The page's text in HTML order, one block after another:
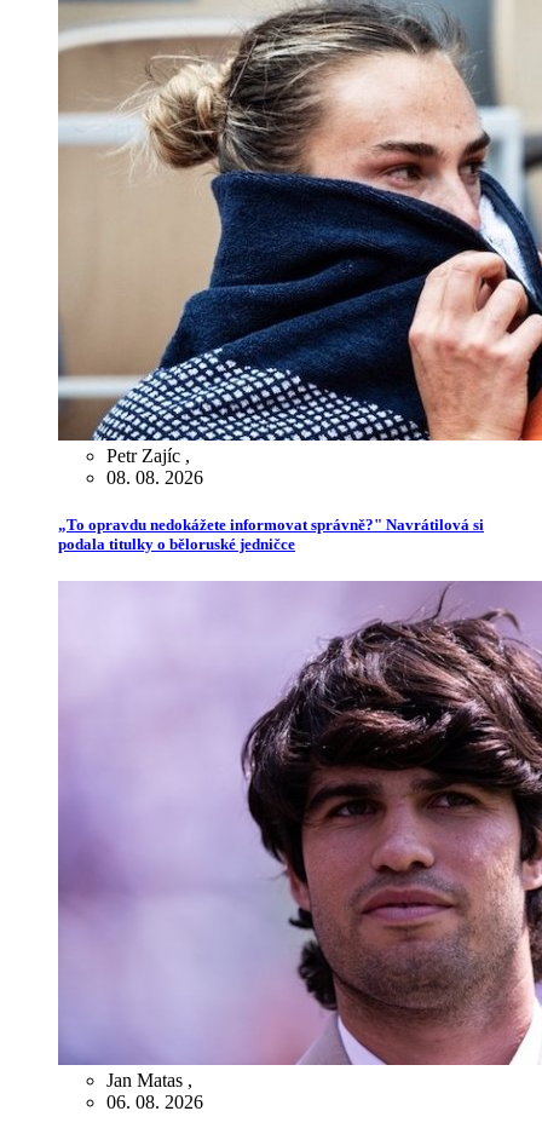
Petr Zajíc ,
08. 08. 2026
„To opravdu nedokážete informovat správně?" Navrátilová si
podala titulky o běloruské jedničce
Jan Matas ,
06. 08. 2026